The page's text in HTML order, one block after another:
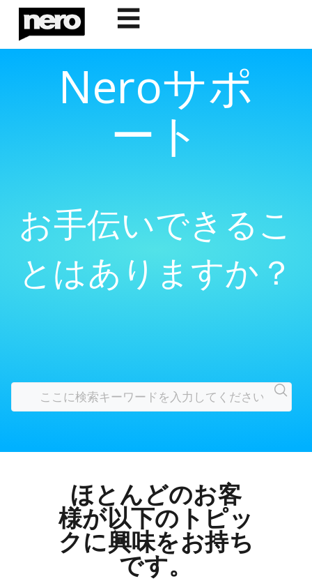
☰
Neroサポ
ート
お手伝いできるこ
とはありますか？
ほとんどのお客
様が以下のトピッ
クに興味をお持ち
です。